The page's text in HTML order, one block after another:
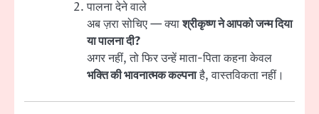
पालना देने वाले
अब ज़रा सोचिए — क्याश्रीकृष्ण ने आपको जन्म दिया
या पालना दी?
अगर नहीं, तो फिर उन्हें माता-पिता कहना केवल
भक्ति की भावनात्मक कल्पनाहै, वास्तविकता नहीं।